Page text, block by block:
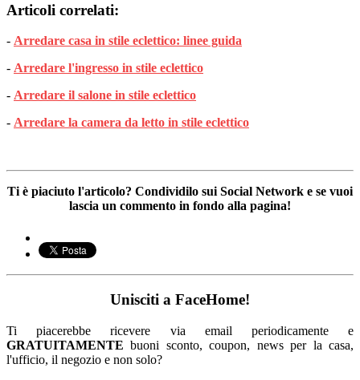
Articoli correlati:
- Arredare casa in stile eclettico: linee guida
- Arredare l'ingresso in stile eclettico
- Arredare il salone in stile eclettico
- Arredare la camera da letto in stile eclettico
Ti è piaciuto l'articolo? Condividilo sui Social Network e se vuoi
lascia un commento in fondo alla pagina!
Unisciti a FaceHome!
Ti piacerebbe ricevere via email periodicamente e
GRATUITAMENTE buoni sconto, coupon, news per la casa,
l'ufficio, il negozio e non solo?